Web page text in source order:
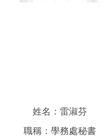
姓名：雷淑芬
職稱：學務處秘書